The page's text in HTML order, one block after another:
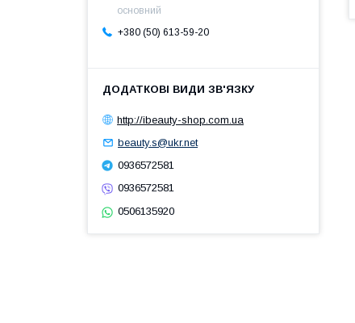
основний
+380 (50) 613-59-20
http://ibeauty-shop.com.ua
beauty.s@ukr.net
0936572581
0936572581
0506135920